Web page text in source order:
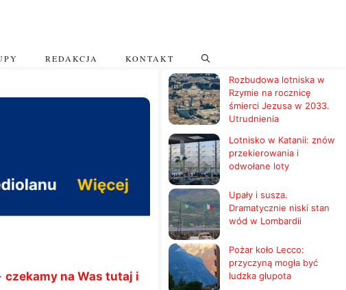
REDAKCJA KONTAKT
czekamy na Was tutaj i
Rozbudowa lotniska w
Rzymie na rocznicę
śmierci Jezusa w 2033.
Utrudnienia
Lotnisko w Katanii: znów
przekierowania i
odwołane loty
Upały i susza.
Dramatycznie niski stan
wód w Lombardii
Pożar koło Lecco:
przyczyną mogła być
ludzka głupota